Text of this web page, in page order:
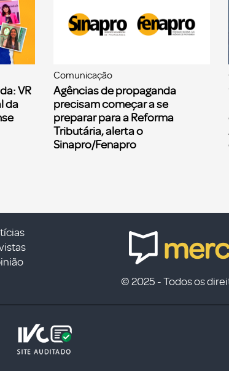
VR
da
Comunicação
Agências de propaganda
precisam começar a se
preparar para a Reforma
Tributária, alerta o
Sinapro/Fenapro
© 2025 - Todos os